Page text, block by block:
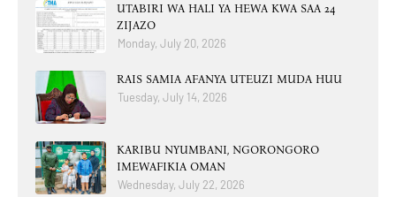
UTABIRI WA HALI YA HEWA KWA SAA 24
ZIJAZO
Monday, July 20, 2026
RAIS SAMIA AFANYA UTEUZI MUDA HUU
Tuesday, July 14, 2026
KARIBU NYUMBANI, NGORONGORO
IMEWAFIKIA OMAN
Wednesday, July 22, 2026